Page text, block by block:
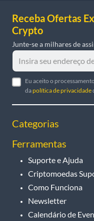
Receba Ofertas
Crypto
Junte-se a milhares de
Eu aceito o
dapolítica de privacidade
Categorias
Ferramentas
Suporte e Ajuda
Criptomoedas
Como Funciona
Newsletter
Calendário de